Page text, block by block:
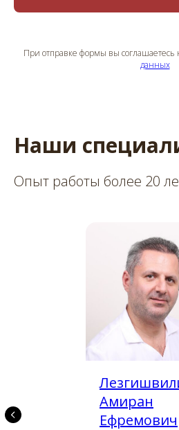
При отправке формы вы соглашаетесь
данных
Наши
Опыт работы более 20
Амиран
Ефремович